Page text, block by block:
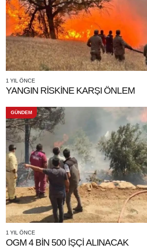
1 YIL ÖNCE
YANGIN RİSKİNE KARŞI ÖNLEM
GÜNDEM
1 YIL ÖNCE
OGM 4 BİN 500 İŞÇİ ALINACAK